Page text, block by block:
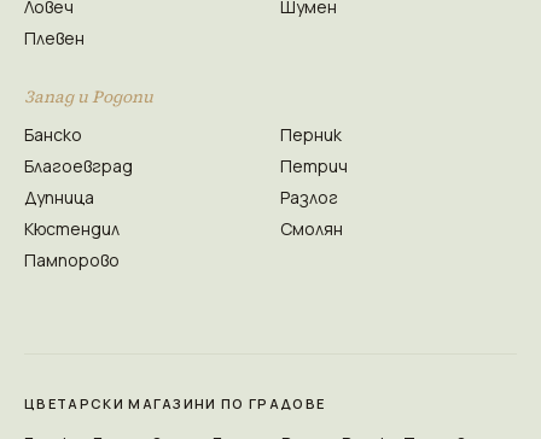
Ловеч
Плевен
Шумен
Запад и Родопи
Банско
Благоевград
Дупница
Кюстендил
Пампорово
Перник
Петрич
Разлог
Смолян
ЦВЕТАРСКИ МАГАЗИНИ ПО ГРАДОВЕ